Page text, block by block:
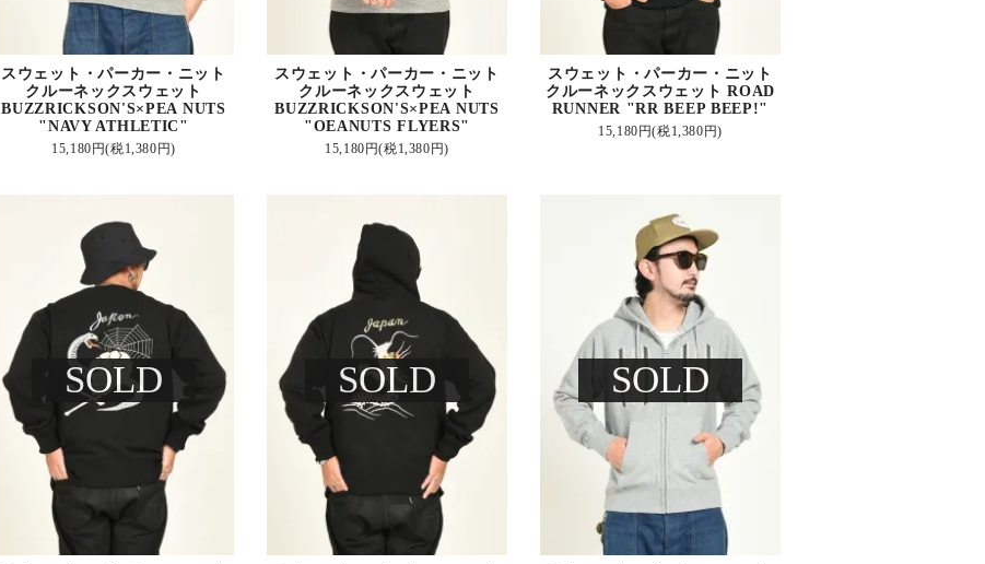
スウェット・パーカー・ニット
クルーネックスウェット
BUZZRICKSON'S×PEA NUTS
"NAVY ATHLETIC"
15,180円(税1,380円)
スウェット・パーカー・ニット
クルーネックスウェット
BUZZRICKSON'S×PEA NUTS
"OEANUTS FLYERS"
15,180円(税1,380円)
スウェット・パーカー・ニット
クルーネックスウェット ROAD
RUNNER "RR BEEP BEEP!"
15,180円(税1,380円)
SOLD SOLD SOLD